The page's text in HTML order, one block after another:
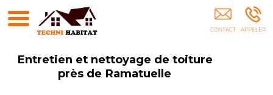
Entretien et nettoyage de toiture
près de Ramatuelle